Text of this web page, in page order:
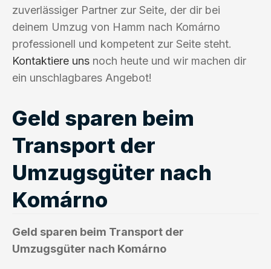
zuverlässiger Partner zur Seite, der dir bei
deinem Umzug von Hamm nach Komárno
professionell und kompetent zur Seite steht.
Kontaktiere uns noch heute und wir machen dir
ein unschlagbares Angebot!
Geld sparen beim
Transport der
Umzugsgüter nach
Komárno
Geld sparen beim Transport der
Umzugsgüter nach Komárno